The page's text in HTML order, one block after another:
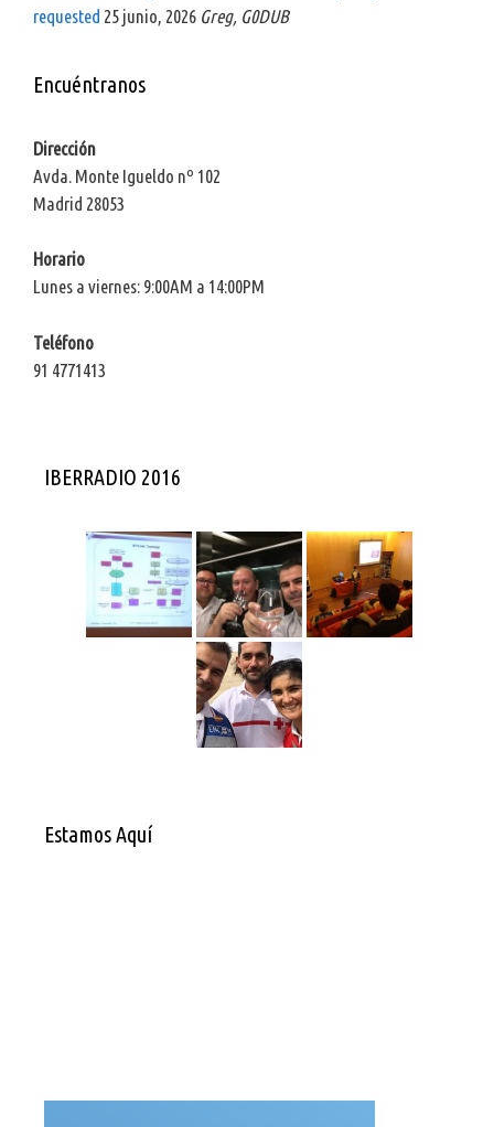
requested 25 junio, 2026 Greg, G0DUB
Encuéntranos
Dirección
Avda. Monte Igueldo nº 102
Madrid 28053
Horario
Lunes a viernes: 9:00AM a 14:00PM
Teléfono
91 4771413
IBERRADIO 2016
Estamos Aquí